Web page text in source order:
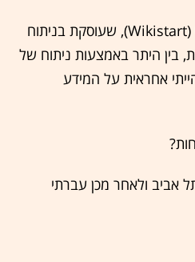
"בחברת הייעוץ ויקי-סטארט (Wikistart), שעוסקת בניתוח
בין היתר באמצעות ניתוח של
אחראית על המידע
אביב ולאחר מכן עברתי